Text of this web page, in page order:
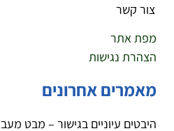
צור קשר
מפת אתר
הצהרת נגישות
מאמרים אחרונים
היבטים עיוניים בגישור – מבט